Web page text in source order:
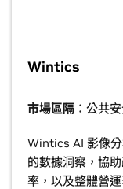
Wintics
市場區隔 ：公共
Wintics AI 影像
的數據洞察，協
率，以及整體營運